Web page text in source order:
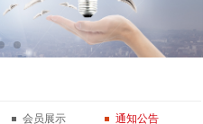
会员展示 通知公告